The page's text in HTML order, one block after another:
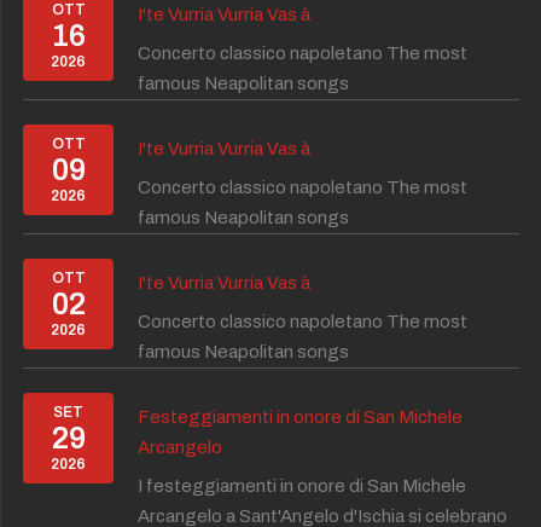
OTT
16
2026
I'te Vurria Vurria Vas à
Concerto classico napoletano The most
famous Neapolitan songs
OTT
09
2026
I'te Vurria Vurria Vas à
Concerto classico napoletano The most
famous Neapolitan songs
OTT
02
2026
I'te Vurria Vurria Vas à
Concerto classico napoletano The most
famous Neapolitan songs
SET
29
2026
Festeggiamenti in onore di San Michele
Arcangelo
I festeggiamenti in onore di San Michele
Arcangelo a Sant'Angelo d'Ischia si celebrano